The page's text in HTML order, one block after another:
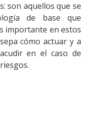
son aquellos que se
de base que
importante en estos
cómo actuar y a
en el caso de